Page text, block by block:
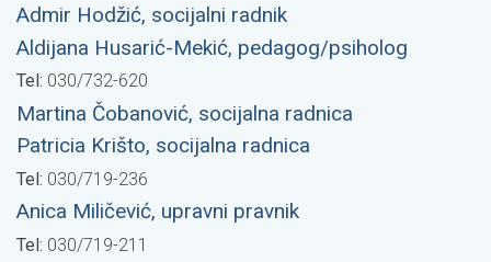
Admir Hodžić, socijalni radnik
Aldijana Husarić-Mekić, pedagog/psiholog
Tel: 030/732-620
Martina Čobanović, socijalna radnica
Patricia Krišto, socijalna radnica
Tel: 030/719-236
Anica Miličević, upravni pravnik
Tel: 030/719-211